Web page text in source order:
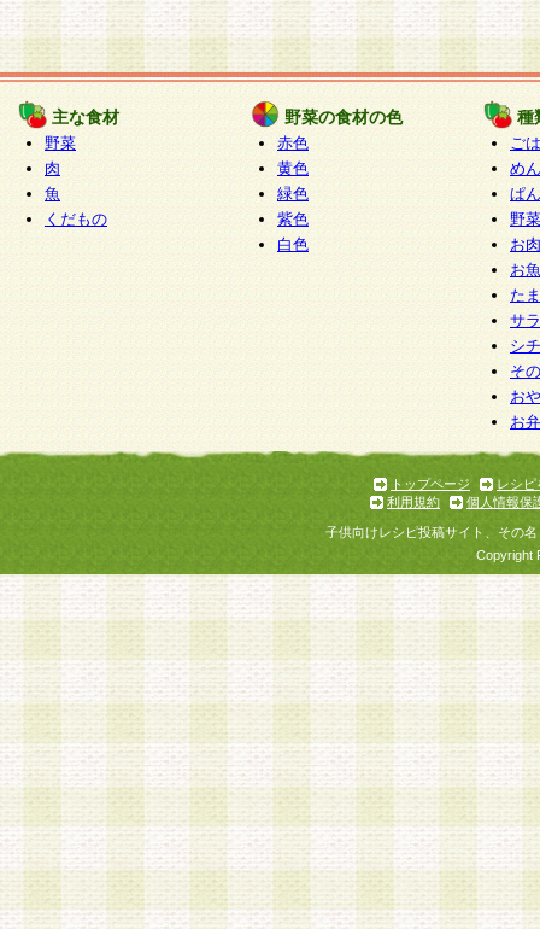
主な食材
野菜
肉
魚
くだもの
野菜の食材の色
赤色
黄色
緑色
紫色
白色
種
ご
めん
ぱん
野
お
お
た
サ
シ
そ
お
お
トップページ
レシピ
利用規約
個人情報保
子供向けレシピ投稿サイト、その
Copyright